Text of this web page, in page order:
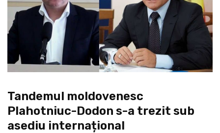
Tandemul moldovenesc
Plahotniuc-Dodon s-a trezit sub
asediu internațional